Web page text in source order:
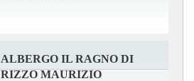
ALBERGO IL RAGNO DI
RIZZO MAURIZIO